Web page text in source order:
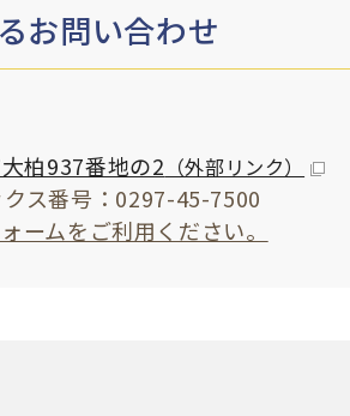
お問い合わせ
柏937番地の2 （外部リンク）
ス番号：0297-45-7500
ームをご利用ください。